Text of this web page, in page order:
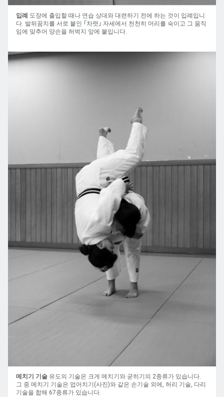
입례
도장에 출입할 때나 연습 상대와 대련하기 전에 하는 것이 입례입니
다. 발뒤꿈치를 서로 붙인 「차렷」 자세에서 천천히 머리를 숙이고 그 움직
임에 맞추어 양손을 허벅지 앞에 붙입니다.
메치기 기술 유도의 기술은 크게 메치기와 굳히기의 2종류가 있습니다.
그 중 메치기 기술은 업어치기(사진)와 같은 손기술 외에, 허리 기술, 다리
기술을 합해 67종류가 있습니다.